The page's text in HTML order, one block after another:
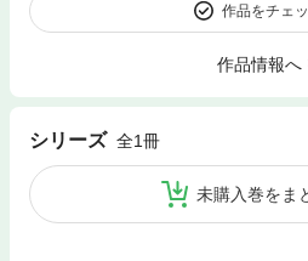
作品をチェ
作品情報へ
シリーズ 全1冊
未購入巻をま